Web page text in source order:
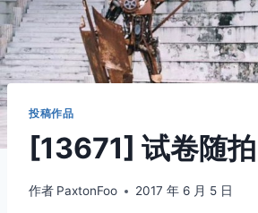
投稿作品
[13671] 试卷随拍
作者 PaxtonFoo 2017 年 6 月 5 日